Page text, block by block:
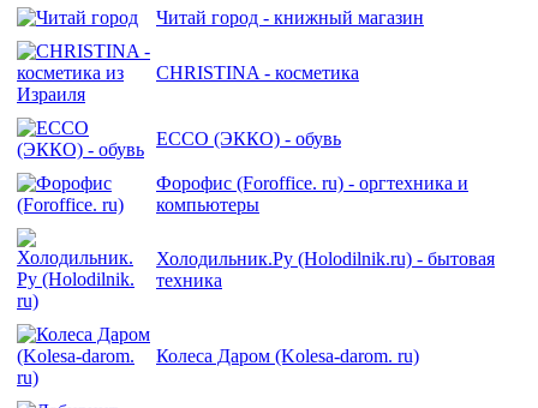
Читай город - книжный магазин
CHRISTINA - косметика
ECCO (ЭККО) - обувь
Форофис (Foroffice. ru) - оргтехника и
компьютеры
Холодильник.Ру (Holodilnik.ru) - бытовая
техника
Колеса Даром (Kolesa-darom. ru)